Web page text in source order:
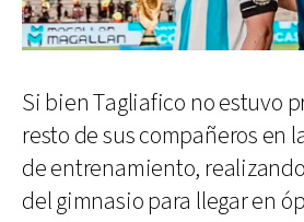
Si bien Tagliafico no estuvo
resto de sus compañeros en
de entrenamiento,
del gimnasio para llegar en